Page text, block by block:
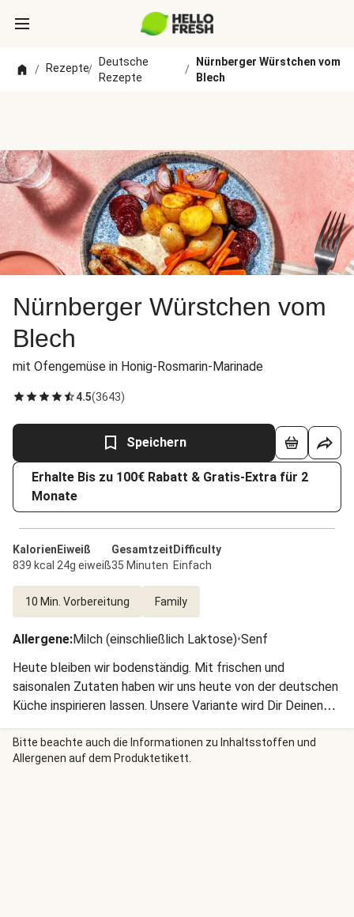
/ Rezepte/
Deutsche
Rezepte
/
Nürnberger Würstchen vom
Blech
Nürnberger Würstchen vom
Blech
mit Ofengemüse in Honig-Rosmarin-Marinade
4.5(3643)
Speichern
Erhalte Bis zu 100€ Rabatt & Gratis-Extra für 2
Monate
Kalorien
839 kcal
Eiweiß
24g eiweiß
Gesamtzeit
35 Minuten
Difficulty
Einfach
10 Min. Vorbereitung Family
Allergene:Milch (einschließlich Laktose)•Senf
Heute bleiben wir bodenständig. Mit frischen und
saisonalen Zutaten haben wir uns heute von der deutschen
Küche inspirieren lassen. Unsere Variante wird Dir Deinen
Abend bestimmt verschönern. Guten Appetit!
Bitte beachte auch die Informationen zu Inhaltsstoffen und
Allergenen auf dem Produktetikett.